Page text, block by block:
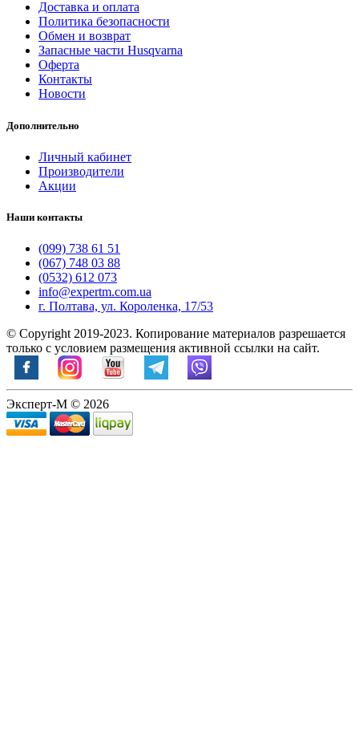
Доставка и оплата
Политика безопасности
Обмен и возврат
Запасные части Husqvarna
Оферта
Контакты
Новости
Дополнительно
Личный кабинет
Производители
Акции
Наши контакты
(099) 738 61 51
(067) 748 03 88
(0532) 612 073
info@expertm.com.ua
г. Полтава, ул. Короленка, 17/53
© Copyright 2019-2023. Копирование материалов разрешается
только с условием размещения активной ссылки на сайт.
Эксперт-М © 2026